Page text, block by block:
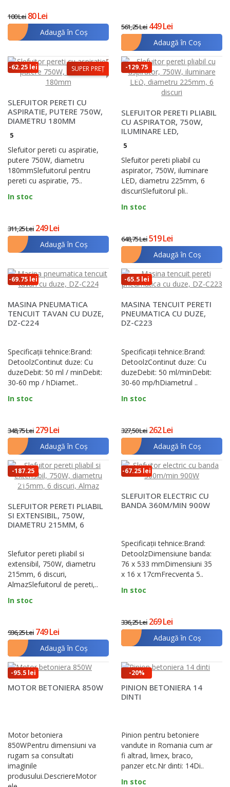
100 Lei 80 Lei
Adaugă în Coş
561,25 Lei 449 Lei
Adaugă în Coş
SUPER PREȚ
-62.25 lei
SLEFUITOR PERETI CU
ASPIRATIE, PUTERE 750W,
DIAMETRU 180MM
5
Slefuitor pereti cu aspiratie,
putere 750W, diametru
180mmSlefuitorul pentru
pereti cu aspiratie, 75..
In stoc
311,25 Lei 249 Lei
Adaugă în Coş
-129.75
lei
SLEFUITOR PERETI PLIABIL
CU ASPIRATOR, 750W,
ILUMINARE LED,
5
Slefuitor pereti pliabil cu
aspirator, 750W, iluminare
LED, diametru 225mm, 6
discuriSlefuitorul pli..
In stoc
648,75 Lei519 Lei
Adaugă în Coş
-69.75 lei
MASINA PNEUMATICA
TENCUIT TAVAN CU DUZE,
DZ-C224
Specificații tehnice:Brand:
DetoolzContinut duze: Cu
duzeDebit: 50 ml / minDebit:
30-60 mp / hDiamet..
In stoc
348,75 Lei 279 Lei
Adaugă în Coş
-65.5 lei
MASINA TENCUIT PERETI
PNEUMATICA CU DUZE,
DZ-C223
Specificații tehnice:Brand:
DetoolzContinut duze: Cu
duzeDebit: 50 ml/minDebit:
30-60 mp/hDiametrul ..
In stoc
327,50 Lei 262 Lei
Adaugă în Coş
-187.25
lei
SLEFUITOR PERETI PLIABIL
SI EXTENSIBIL, 750W,
DIAMETRU 215MM, 6
Slefuitor pereti pliabil si
extensibil, 750W, diametru
215mm, 6 discuri,
AlmazSlefuitorul de pereti,..
In stoc
936,25 Lei 749 Lei
Adaugă în Coş
-67.25 lei
SLEFUITOR ELECTRIC CU
BANDA 360M/MIN 900W
Specificații tehnice:Brand:
DetoolzDimensiune banda:
76 x 533 mmDimensiuni 35
x 16 x 17cmFrecventa 5..
In stoc
336,25 Lei 269 Lei
Adaugă în Coş
-95.5 lei
MOTOR BETONIERA 850W
Motor betoniera
850WPentru dimensiuni va
rugam sa consultati
imaginile
produsului.DescriereMotor
-20%
PINION BETONIERA 14
DINTI
Pinion pentru betoniere
vandute in Romania cum ar
fi altrad, limex, braco,
panzer etc.Nr dinti: 14Di..
In stoc